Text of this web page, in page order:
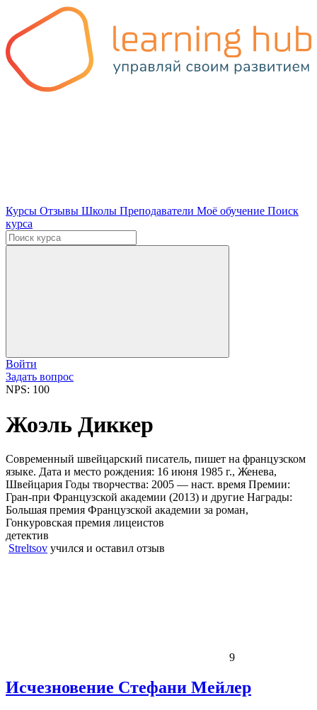
Курсы Отзывы Школы Преподаватели Моё обучение Поиск
курса
Войти
Задать вопрос
NPS: 100
Жоэль Диккер
Современный швейцарский писатель, пишет на французском
языке. Дата и место рождения: 16 июня 1985 г., Женева,
Швейцария Годы творчества: 2005 — наст. время Премии:
Гран-при Французской академии (2013) и другие Награды:
Большая премия Французской академии за роман,
Гонкуровская премия лицеистов
детектив
Streltsov учился и оставил отзыв
9
Исчезновение Стефани Мейлер